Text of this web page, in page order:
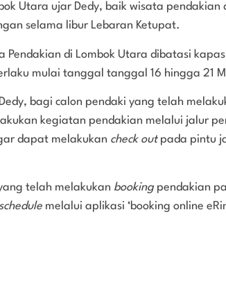
Utara ujar Dedy, baik wisata pendakian
selama libur Lebaran Ketupat.
Pendakian di Lombok Utara dibatasi
mulai tanggal tanggal 16 hingga 21
bagi calon pendaki yang telah
kegiatan pendakian melalui jalur
dapat melakukan check outpada pintu
telah melakukan booking pendakian
melalui aplikasi ‘booking online